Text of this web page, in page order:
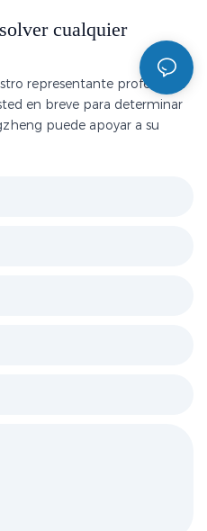
cualquier
representante profesional
en breve para determinar
puede apoyar a su